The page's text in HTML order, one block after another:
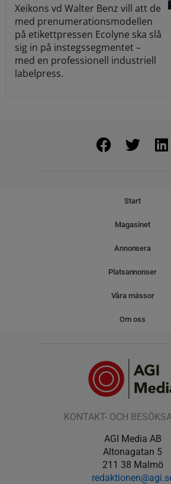
Xeikons vd Walter Benz vill att de
med prenumerationsmodellen
på etikettpressen Ecolyne ska slå
sig in på instegssegmentet –
med en professionell industriell
labelpress.
Start
Magasinet
Annonsera
Platsannonser
Våra mässor
Om oss
KONTAKT- OCH
AGI Media AB
Altonagatan 5
211 38 Malmö